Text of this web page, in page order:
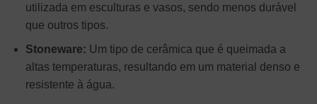
utilizada em esculturas e vasos, sendo menos durável
que outros tipos.
Stoneware: Um tipo de cerâmica que é queimada a
altas temperaturas, resultando em um material denso e
resistente à água.